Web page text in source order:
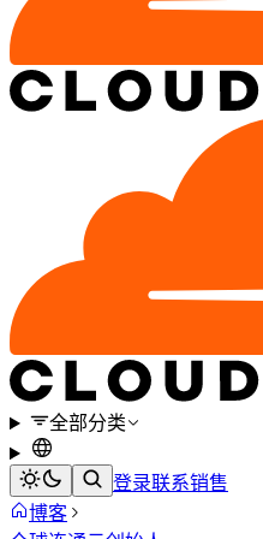
全部分类
登录联系销售
博客